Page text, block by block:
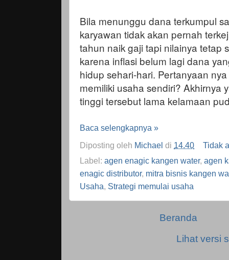
Bila menunggu dana terkumpul
karyawan tidak akan pernah
tahun naik gaji tapi nilainya tetap
karena inflasi belum lagi dana
hidup sehari-hari. Pertanyaan
memiliki usaha sendiri? Akhirnya
tinggi tersebut lama kelamaan
Baca selengkapnya »
Diposting oleh Michael di 14.40
Tidak
Label: agen enagic kangen water, agen
enagic distributor, mitra bisnis kangen
Usaha, Strategi memulai usaha
Beranda
Lihat versi